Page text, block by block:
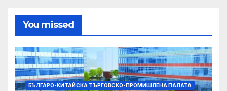
You missed
БЪЛГАРО-КИТАЙСКА ТЪРГОВСКО-ПРОМИШЛЕНА ПАЛАТА